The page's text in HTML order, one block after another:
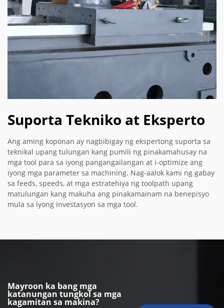
Suporta Tekniko at Eksperto
Ang aming koponan ay nagbibigay ng ekspertong suporta sa
teknikal upang tulungan kang pumili ng pinakamahusay na
mga tool para sa iyong pangangailangan at i-optimize ang
iyong mga parameter sa machining. Nag-aalok kami ng gabay
sa feeds, speeds, at mga estratehiya ng toolpath upang
matulungan kang makuha ang pinakamainam na benepisyo
mula sa iyong investasyon sa mga tool.
Mayroon ka bang mga
katanungan tungkol sa mga
kagamitan sa makina?